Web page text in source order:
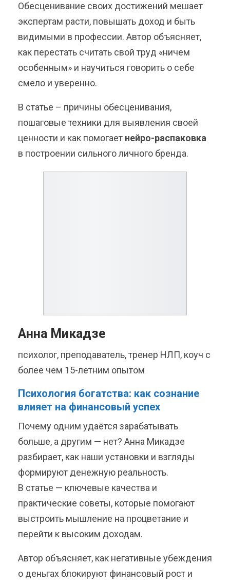
Обесценивание своих достижений мешает
экспертам расти, повышать доход и быть
видимыми в профессии. Автор объясняет,
как перестать считать свой труд «ничем
особенным» и научиться говорить о себе
смело и уверенно.
В статье – причины обесценивания,
пошаговые техники для выявления своей
ценности и как помогает нейро-распаковка
в построении сильного личного бренда.
Анна Микадзе
психолог, преподаватель, тренер НЛП, коуч с
более чем 15-летним опытом
Психология богатства: как сознание
влияет на финансовый успех
Почему одним удаётся зарабатывать
больше, а другим — нет? Анна Микадзе
разбирает, как наши установки и взгляды
формируют денежную реальность.
В статье — ключевые качества и
практические советы, которые помогают
выстроить мышление на процветание и
перейти к высоким доходам.
Автор объясняет, как негативные убеждения
о деньгах блокируют финансовый рост и